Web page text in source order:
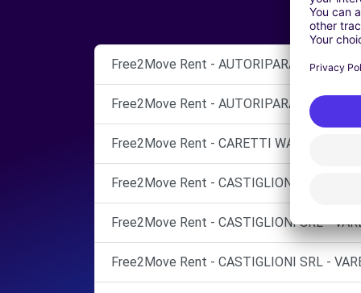
Free2Move Rent - AUTORIPARAZIONI
Free2Move Rent - AUTORIPARAZIONI
Free2Move Rent - CARETTI WALTER -
Free2Move Rent - CASTIGLIONI SRL -
Free2Move Rent - CASTIGLIONI SRL -
Free2Move Rent - CASTIGLIONI SRL -